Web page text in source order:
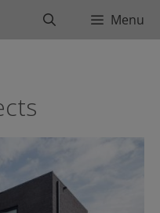
BuscarMenu